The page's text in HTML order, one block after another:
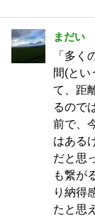
まだい
「多く
間(とい
て、距
るので
前で、
はある
だと思
も繋が
り納得
たと思